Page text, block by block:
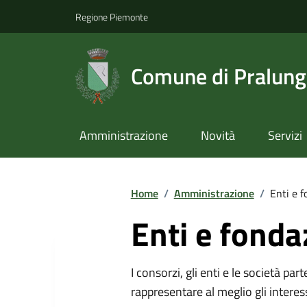
Regione Piemonte
Comune di
Amministrazione Novità Servizi
Home / Amministrazione / Enti e
Enti e
I consorzi, gli enti e le società
rappresentare al meglio gli